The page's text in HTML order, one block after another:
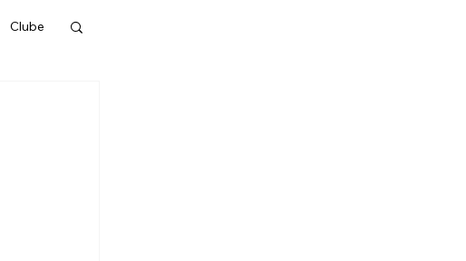
Clube